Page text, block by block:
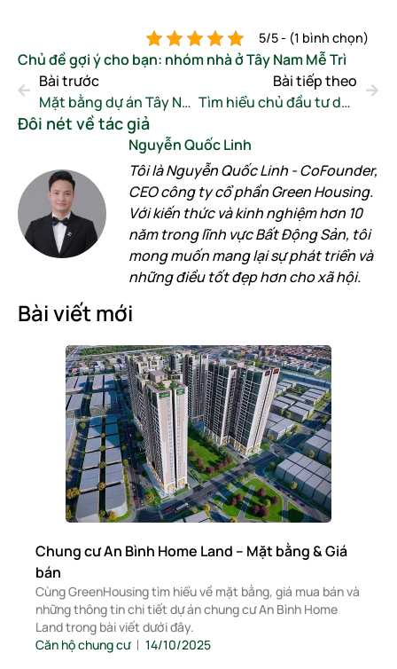
5/5 - (1 bình chọn)
Chủ đề gợi ý cho bạn: nhóm nhà ở Tây Nam Mễ Trì
Bài trước
Mặt bằng dự án Tây Nam Mễ Trì có gì đặc biệt?
Bài tiếp theo
Tìm hiểu chủ đầu tư dự án nhà ở Tây Nam Mễ Trì
Đôi nét về tác giả
Nguyễn Quốc Linh
Tôi là Nguyễn Quốc Linh - CoFounder,
CEO công ty cổ phần Green Housing.
Với kiến thức và kinh nghiệm hơn 10
năm trong lĩnh vực Bất Động Sản, tôi
mong muốn mang lại sự phát triển và
những điều tốt đẹp hơn cho xã hội.
Bài viết mới
Chung cư An Bình Home Land – Mặt bằng & Giá
bán
Cùng GreenHousing tìm hiểu về mặt bằng, giá mua bán và
những thông tin chi tiết dự án chung cư An Bình Home
Land trong bài viết dưới đây.
Căn hộ chung cư
14/10/2025